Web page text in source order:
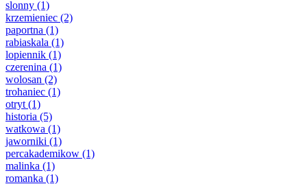
slonny (1)
krzemieniec (2)
paportna (1)
rabiaskala (1)
lopiennik (1)
czerenina (1)
wolosan (2)
trohaniec (1)
otryt (1)
historia (5)
watkowa (1)
jaworniki (1)
percakademikow (1)
malinka (1)
romanka (1)